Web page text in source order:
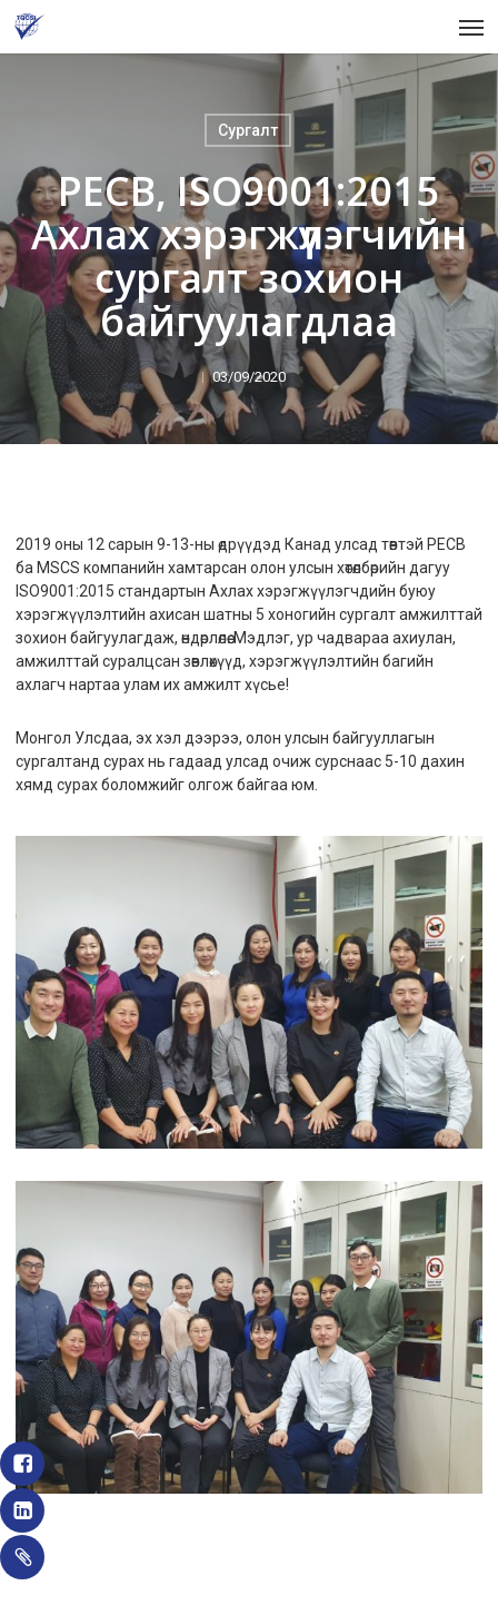
Skip
main
Сургалт
PECB, ISO9001:2015
Ахлах хэрэгжүүлэгчийн
сургалт зохион
байгуулагдлаа
03/09/2020
2019 оны 12 сарын 9-13-ны өдрүүдэд Канад улсад төвтэй PECB
ба MSCS компанийн хамтарсан олон улсын хөтөлбөрийн дагуу
ISO9001:2015 стандартын Ахлах хэрэгжүүлэгчдийн буюу
хэрэгжүүлэлтийн ахисан шатны 5 хоногийн сургалт амжилттай
зохион байгуулагдаж, өндөрлөлөө. Мэдлэг, ур чадвараа ахиулан,
амжилттай суралцсан зөвлөхүүд, хэрэгжүүлэлтийн багийн
ахлагч нартаа улам их амжилт хүсье!
Монгол Улсдаа, эх хэл дээрээ, олон улсын байгууллагын
сургалтанд сурах нь гадаад улсад очиж сурснаас 5-10 дахин
хямд сурах боломжийг олгож байгаа юм.